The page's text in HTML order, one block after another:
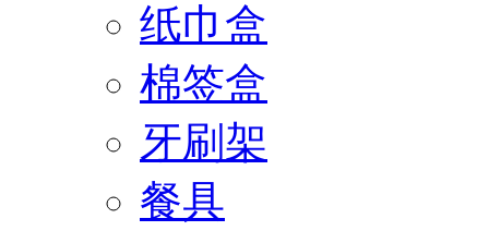
纸巾盒
棉签盒
牙刷架
餐具